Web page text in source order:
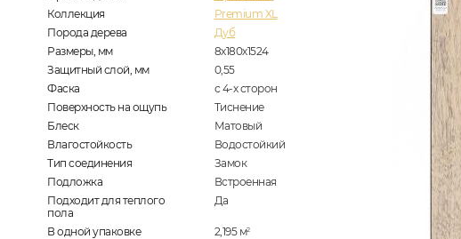
Коллекция
Premium XL
Порода дерева
Дуб
Размеры, мм
8х180х1524
Защитный слой, мм
0,55
Фаска
с 4-х сторон
Поверхность на ощупь
Тиснение
Блеск
Матовый
Влагостойкость
Водостойкий
Тип соединения
Замок
Подложка
Встроенная
Подходит для теплого
пола
Да
В одной упаковке 2,195 м2